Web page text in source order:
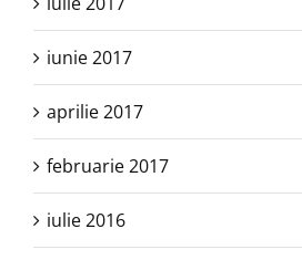
iunie 2017
aprilie 2017
februarie 2017
iulie 2016